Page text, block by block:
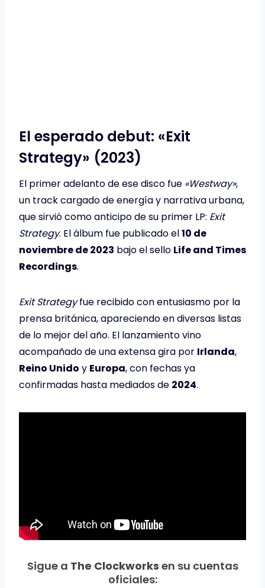
El esperado debut: «Exit
Strategy» (2023)
El primer adelanto de ese disco fue «Westway»,
un track cargado de energía y narrativa urbana,
que sirvió como anticipo de su primer LP: Exit
Strategy. El álbum fue publicado el10 de
noviembre de 2023 bajo el sello Life and Times
Recordings.
Exit Strategyfue recibido con entusiasmo por la
prensa británica, apareciendo en diversas listas
de lo mejor del año. El lanzamiento vino
acompañado de una extensa gira por Irlanda,
Reino Unido y Europa, con fechas ya
confirmadas hasta mediados de 2024.
Sigue a The Clockworks en su cuentas
oficiales: